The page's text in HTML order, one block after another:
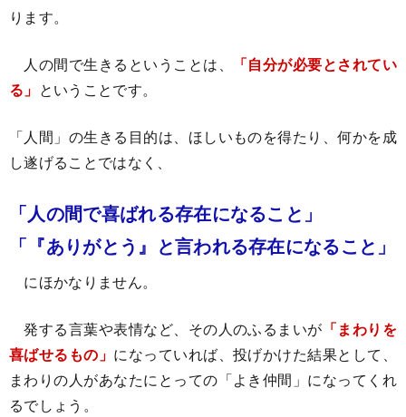
ります。
人の間で生きるということは、
「自分が必要とされてい
る」 ということです。
「人間」の生きる目的は、ほしいものを得たり、何かを成
し遂げることではなく、
「人の間で喜ばれる存在になること」
「『ありがとう』と言われる存在になること」
にほかなりません。
発する言葉や表情など、その人のふるまいが 「まわりを
喜ばせるもの」 になっていれば、投げかけた結果として、
まわりの人があなたにとっての「よき仲間」になってくれ
るでしょう。